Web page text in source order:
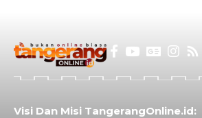
Visi Dan Misi TangerangOnline.id: